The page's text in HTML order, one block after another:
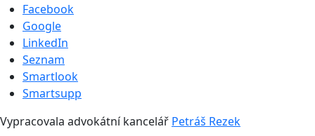
Facebook
Google
LinkedIn
Seznam
Smartlook
Smartsupp
Vypracovala advokátní kancelář Petráš Rezek